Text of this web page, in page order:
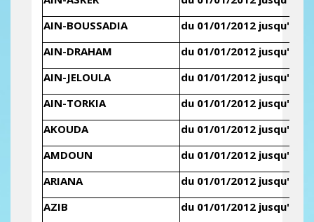
AIN-BOUSSADIA
du 01/01/2012 jusqu'au
AIN-DRAHAM
du 01/01/2012 jusqu'au
AIN-JELOULA
du 01/01/2012 jusqu'au
AIN-TORKIA
du 01/01/2012 jusqu'au
AKOUDA
du 01/01/2012 jusqu'au
AMDOUN
du 01/01/2012 jusqu'au
ARIANA
du 01/01/2012 jusqu'au
AZIB
du 01/01/2012 jusqu'au